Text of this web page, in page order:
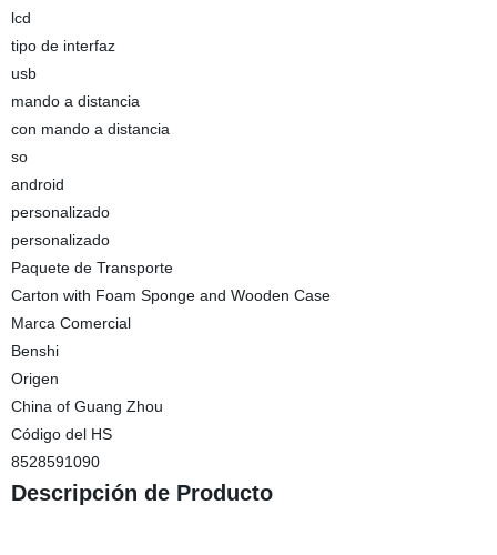
lcd
tipo de interfaz
usb
mando a distancia
con mando a distancia
so
android
personalizado
personalizado
Paquete de Transporte
Carton with Foam Sponge and Wooden Case
Marca Comercial
Benshi
Origen
China of Guang Zhou
Código del HS
8528591090
Descripción de Producto